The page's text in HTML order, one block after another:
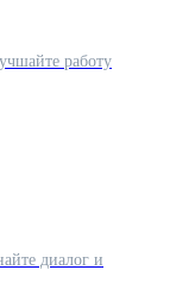
работу
диалог и